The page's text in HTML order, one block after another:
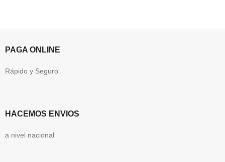
PAGA ONLINE
Rápido y Seguro
HACEMOS ENVIOS
a nivel nacional